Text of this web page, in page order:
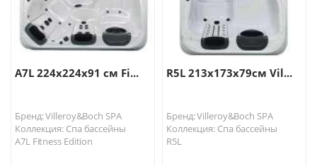
A7L 224x224x91 см Fi...
Бренд: Villeroy&Boch SPA
Коллекция: Спа бассейны
A7L Fitness Edition
R5L 213x173x79см Vil...
Бренд: Villeroy&Boch SPA
Коллекция: Спа бассейны
R5L